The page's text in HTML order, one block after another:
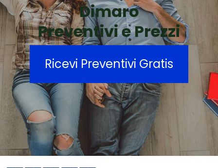
Dimaro
Preventivi e Prezzi
Ricevi Preventivi Gratis